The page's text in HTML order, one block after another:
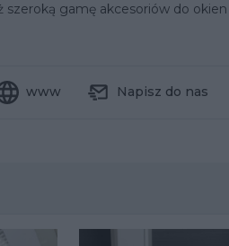
gamę akcesoriów do
www Napisz do nas